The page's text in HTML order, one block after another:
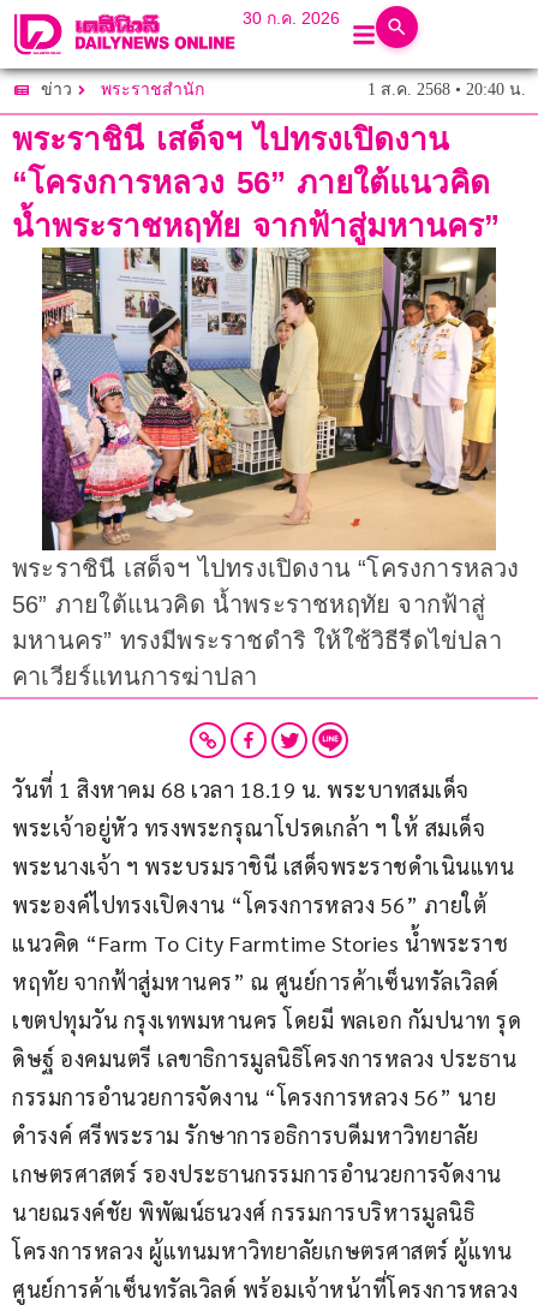
30 ก.ค. 2026
ข่าว พระราชสำนัก 1 ส.ค. 2568 • 20:40 น.
พระราชินี เสด็จฯ ไปทรงเปิดงาน
“โครงการหลวง 56” ภายใต้แนวคิด
น้ำพระราชหฤทัย จากฟ้าสู่มหานคร”
พระราชินี เสด็จฯ ไปทรงเปิดงาน “โครงการหลวง
56” ภายใต้แนวคิด น้ำพระราชหฤทัย จากฟ้าสู่
มหานคร” ทรงมีพระราชดำริ ให้ใช้วิธีรีดไข่ปลา
คาเวียร์แทนการฆ่าปลา
วันที่ 1 สิงหาคม 68 เวลา 18.19 น. พระบาทสมเด็จ
พระเจ้าอยู่หัว ทรงพระกรุณาโปรดเกล้า ฯ ให้ สมเด็จ
พระนางเจ้า ฯ พระบรมราชินี เสด็จพระราชดำเนินแทน
พระองค์ไปทรงเปิดงาน “โครงการหลวง 56” ภายใต้
แนวคิด “Farm To City Farmtime Stories น้ำพระราช
หฤทัย จากฟ้าสู่มหานคร” ณ ศูนย์การค้าเซ็นทรัลเวิลด์
เขตปทุมวัน กรุงเทพมหานคร โดยมี พลเอก กัมปนาท รุด
ดิษฐ์ องคมนตรี เลขาธิการมูลนิธิโครงการหลวง ประธาน
กรรมการอำนวยการจัดงาน “โครงการหลวง 56” นาย
ดำรงค์ ศรีพระราม รักษาการอธิการบดีมหาวิทยาลัย
เกษตรศาสตร์ รองประธานกรรมการอำนวยการจัดงาน
นายณรงค์ชัย พิพัฒน์ธนวงศ์ กรรมการบริหารมูลนิธิ
โครงการหลวง ผู้แทนมหาวิทยาลัยเกษตรศาสตร์ ผู้แทน
ศูนย์การค้าเซ็นทรัลเวิลด์ พร้อมเจ้าหน้าที่โครงการหลวง